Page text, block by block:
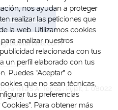
122 300
S.A. Torras i Pujalt, 1. 08022
nos ayudan a proteger
realizar las peticiones que
la web. Utilizamos cookies
analizar nuestros
relacionada con tus
un perfil elaborado con tus
Puedes "Aceptar" o
que no sean técnicas,
tus preferencias
Para obtener más